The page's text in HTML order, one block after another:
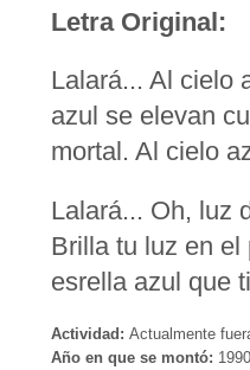
Letra Original:
Lalará... Al cielo
azul se elevan
mortal. Al cielo
Lalará... Oh, luz
Brilla tu luz en
esrella azul que
Actividad: Actualmente
Año en que se montó: 1990